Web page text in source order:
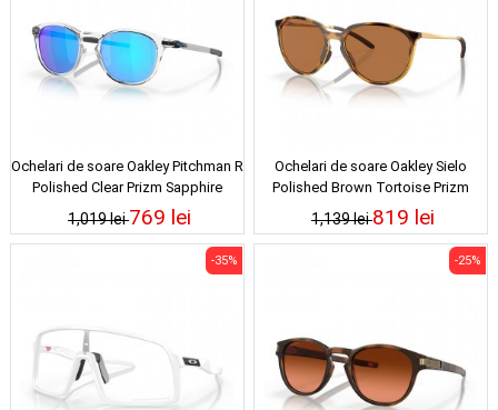
Ochelari de soare Oakley Pitchman R
Polished Clear Prizm Sapphire
1,019 lei769 lei
Ochelari de soare Oakley Sielo
Polished Brown Tortoise Prizm
Bronze Polarized
1,139 lei819 lei
-35% -25%